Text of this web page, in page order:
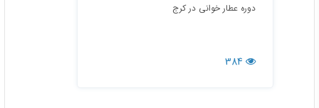
دوره عطار خوانی در کرج